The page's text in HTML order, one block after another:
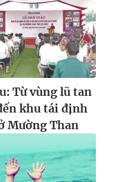
Từ vùng lũ tan
khu tái định
Mường Than